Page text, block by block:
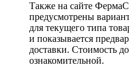
Также на сайте
предусмотрены
для текущего типа
и показывается
доставки. Стоимость
ознакомительной.